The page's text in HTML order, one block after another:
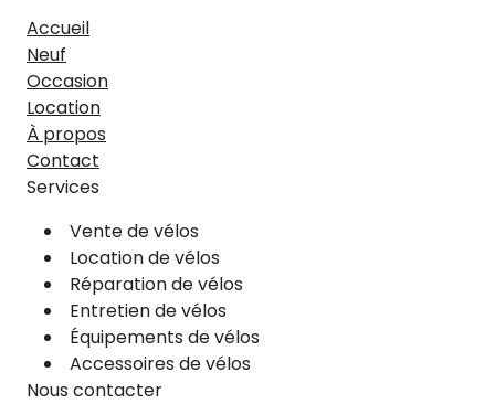
Accueil
Neuf
Occasion
Location
À propos
Contact
Services
Vente de vélos
Location de vélos
Réparation de vélos
Entretien de vélos
Équipements de vélos
Accessoires de vélos
Nous contacter